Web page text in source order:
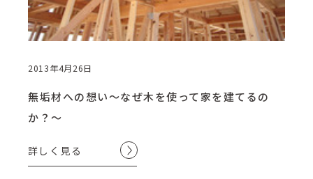
2013年4月26日
無垢材への想い～なぜ木を使って家を建てるの
か？～
詳しく見る